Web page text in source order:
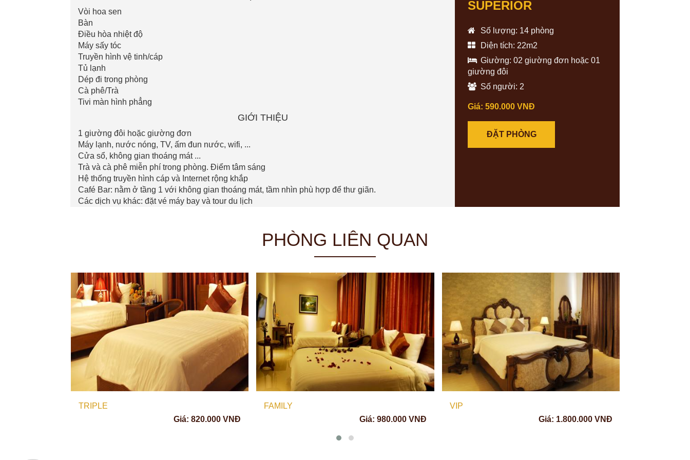
Vòi hoa sen
Bàn
Điều hòa nhiệt độ
Máy sấy tóc
Truyền hình vệ tinh/cáp
Tủ lạnh
Dép đi trong phòng
Cà phê/Trà
Tivi màn hình phẳng
GIỚI THIỆU
1 giường đôi hoặc giường đơn
Máy lạnh, nước nóng, TV, ấm đun nước, wifi, ...
Cửa sổ, không gian thoáng mát ...
Trà và cà phê miễn phí trong phòng. Điểm tâm sáng
Hệ thống truyền hình cáp và Internet rộng khắp
Café Bar: nằm ở tầng 1 với không gian thoáng mát, tầm nhìn phù hợp để thư giãn.
Các dịch vụ khác: đặt vé máy bay và tour du lịch
SUPERIOR
Số lượng: 14 phòng
Diện tích: 22m2
Giường: 02 giường đơn hoặc 01
giường đôi
Số người: 2
Giá: 590.000 VNĐ
ĐẶT PHÒNG
PHÒNG LIÊN QUAN
TRIPLE
Giá: 820.000 VNĐ
FAMILY
Giá: 980.000 VNĐ
VIP
Giá: 1.800.000 VNĐ